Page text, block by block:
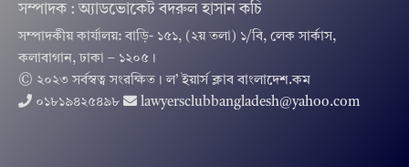
সম্পাদক : অ্যাডভোকেট বদরুল হাসান কচি
সম্পাদকীয় কার্যালয়: বাড়ি- ১৫১, (২য় তলা) ১/বি, লেক সার্কাস,
কলাবাগান, ঢাকা – ১২০৫।
© ২০২৩ সর্বস্বত্ব সংরক্ষিত । ল’ ইয়ার্স ক্লাব বাংলাদেশ.কম
০১৮১৯৪২৫৪৯৮
lawyersclubbangladesh@yahoo.com